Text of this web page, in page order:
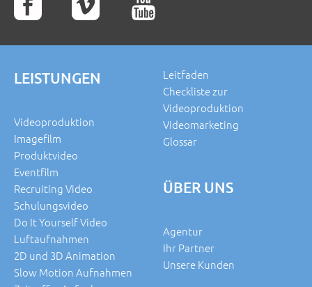
LEISTUNGEN
Videoproduktion
Imagefilm
Produktvideo
Eventfilm
Recruiting Video
Schulungsvideo
Do It Yourself Video
Luftaufnahmen
2D und 3D Animation
Slow Motion Aufnahmen
Leitfaden
Checkliste zur
Videoproduktion
Videomarketing
Glossar
ÜBER UNS
Agentur
Ihr Partner
Unsere Kunden